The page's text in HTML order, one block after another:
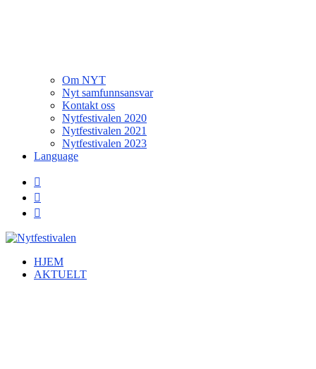
Om NYT
Nyt samfunnsansvar
Kontakt oss
Nytfestivalen 2020
Nytfestivalen 2021
Nytfestivalen 2023
Language
HJEM
AKTUELT